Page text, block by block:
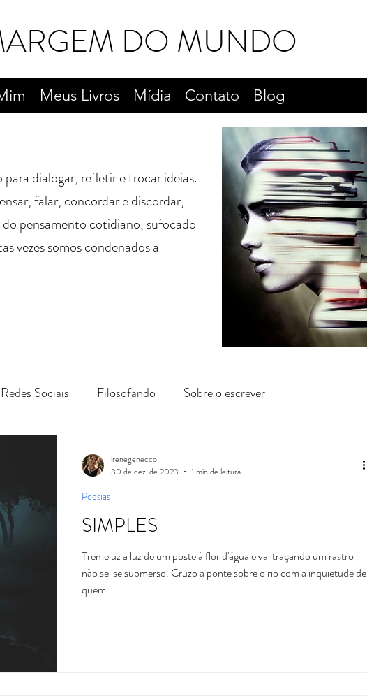
DO MUNDO
Meus Livros Mídia Contato Blog
dialogar, refletir e trocar ideias.
falar, concordar e discordar,
pensamento cotidiano, sufocado
vezes somos condenados a
Redes Sociais Filosofando Sobre o escrever
SIMPLES
Tremeluz a luz de um poste à flor d'água e vai traçando um rastro
não sei se submerso. Cruzo a ponte sobre o rio com a inquietude de
quem...
Poesias
irenegenecco
30 de dez. de 2023
1 min de leitura